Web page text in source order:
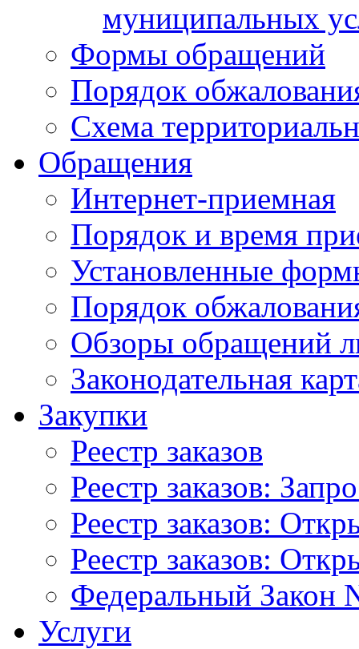
муниципальных
Формы обращений
Порядок
Схема
Обращения
Интернет-приемная
Порядок и время
Установленные
Порядок
Обзоры обращений
Законодательная
Закупки
Реестр заказов
Реестр заказов:
Реестр заказов:
Реестр заказов:
Федеральный Закон
Услуги